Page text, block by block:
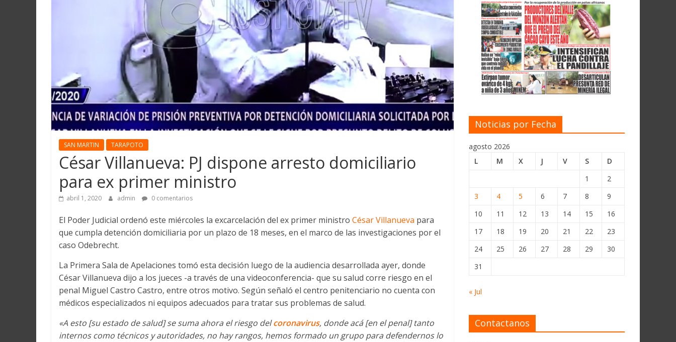
SAN MARTIN TARAPOTO
César Villanueva: PJ dispone arresto domiciliario
para ex primer ministro
abril 1, 2020 admin 0 comentarios
El Poder Judicial ordenó este miércoles la excarcelación del ex primer ministro César Villanueva para
que cumpla detención domiciliaria por un plazo de 18 meses, en el marco de las investigaciones por el
caso Odebrecht.
La Primera Sala de Apelaciones tomó esta decisión luego de la audiencia desarrollada ayer, donde
César Villanueva dijo a los jueces -a través de una videoconferencia- que su salud corre riesgo en el
penal Miguel Castro Castro, entre otros motivo. Según señaló el centro penitenciario no cuenta con
médicos especializados ni equipos adecuados para tratar sus problemas de salud.
«A esto [su estado de salud] se suma ahora el riesgo delcoronavirus, donde acá [en el penal] tanto
internos como técnicos y autoridades, no hay rangos, hemos formado un grupo para defendernos lo
Noticias por Fecha
agosto 2026
L
M X J V S
D
1
2
3
4 5 6 7 8
9
10
11 12 13 14 15
16
17
18 19 20 21 22
23
24
25 26 27 28 29
30
31
« Jul
Contactanos